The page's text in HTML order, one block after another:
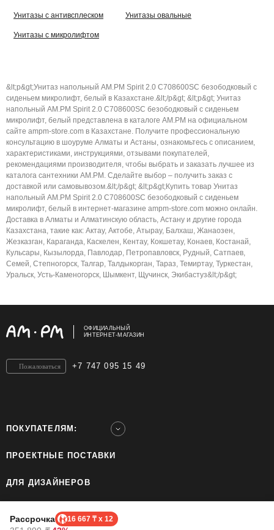
Рассрочка 16 667 ₸ x 12
Унитазы с антивсплеском Унитазы овальные
Унитазы с микролифтом
&lt;p&gt;Унитаз напольный AM.PM Spirit 2.0 C708600SC безободковый с
сиденьем микролифт, белый в Казахстане.&lt;/p&gt; &lt;p&gt; Унитаз
напольный AM.PM Spirit 2.0 C708600SC безободковый с сиденьем
микролифт, белый представлена в каталоге AM.PM на официальном
сайте ampm-store.com в Казахстане. Получите профессиональную
консультацию в шоуруме Алматы и Астаны, ознакомьтесь с описанием,
характеристиками, инструкциями, отзывами покупателей,
рекомендациями производителя, чтобы выбрать и заказать лучшее из
каталога сантехники AM.PM. Сделайте выбор – получить заказ с
доставкой или самовывозом.&lt;/p&gt; &lt;p&gt;Купить товар Унитаз
напольный AM.PM Spirit 2.0 C708600SC безободковый с сиденьем
микролифт, белый в интернет-магазине ampm-store.com можно онлайн.
Доставка в Алматы и Алматинскую область, Астану и другие города
Казахстана, такие как: Актау, Актобе, Атырау, Балхаш, Жанаозен,
Жезказган, Караганда, Каскелен, Кентау, Кокшетау, Конаев, Костанай,
Кульсары, Кызылорда, Павлодар, Петропавловск, Рудный, Сатпаев,
Семей, Степногорск, Талгар, Талдыкорган, Тараз, Темиртау, Туркестан,
Уральск, Усть-Каменогорск, Шымкент, Щучинск, Экибастуз&lt;/p&gt;
ОФИЦИАЛЬНЫЙ
ИНТЕРНЕТ-МАГАЗИН
+7 747 095 15 49
Пожаловаться
ПОКУПАТЕЛЯМ:
ПРОЕКТНЫЕ ПОСТАВКИ
ДЛЯ ДИЗАЙНЕРОВ